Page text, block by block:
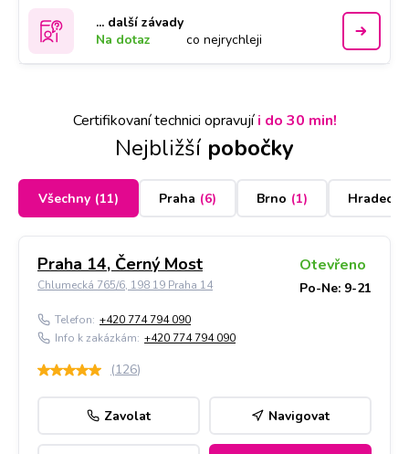
... další závady
Na dotaz
co nejrychleji
Certifikovaní technici opravujíi do 30 min!
Nejbližší pobočky
Všechny (11) Praha (6) Brno (1) Hradec
Praha 14, Černý Most
Chlumecká 765/6, 198 19 Praha 14
Otevřeno
Po-Ne: 9-21
Telefon: +420 774 794 090
Info k zakázkám: +420 774 794 090
(126)
Zavolat Navigovat